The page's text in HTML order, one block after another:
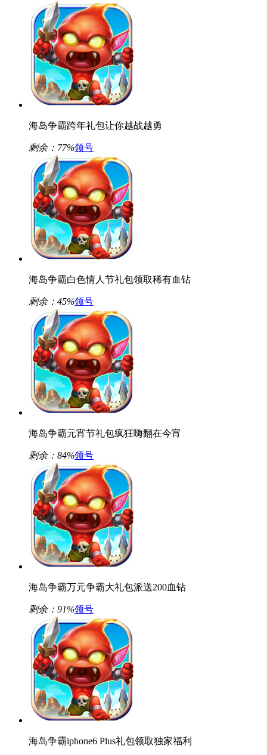
海岛争霸跨年礼包让你越战越勇
剩余： 77%领号
海岛争霸白色情人节礼包领取稀有血钻
剩余： 45%领号
海岛争霸元宵节礼包疯狂嗨翻在今宵
剩余： 84%领号
海岛争霸万元争霸大礼包派送200血钻
剩余： 91%领号
海岛争霸iphone6 Plus礼包领取独家福利